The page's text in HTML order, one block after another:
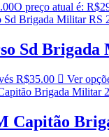
O preço atual é:
Sd
R$35.00 Ver
Capitão